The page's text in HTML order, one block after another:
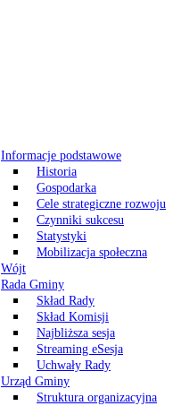
Informacje podstawowe
Historia
Gospodarka
Cele strategiczne rozwoju
Czynniki sukcesu
Statystyki
Mobilizacja społeczna
Wójt
Rada Gminy
Skład Rady
Skład Komisji
Najbliższa sesja
Streaming eSesja
Uchwały Rady
Urząd Gminy
Struktura organizacyjna